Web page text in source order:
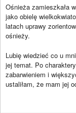
Ośnieża zamieszkała
jako obielę
latach uprawy
ośnieży.
Lubię wiedzieć co u
jej temat. Po
zabarwieniem i
ustaliłam, że mam jej